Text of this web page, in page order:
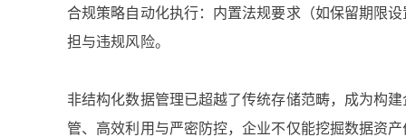
合规策略自动化执行：内置法规要求（如保留期限
担与违规风险。
非结构化数据管理已超越了传统存储范畴，成为构
管、高效利用与严密防控，企业不仅能挖掘数据资